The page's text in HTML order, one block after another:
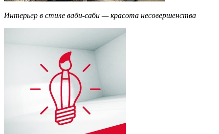
Интерьер в стиле ваби-саби — красота несовершенства